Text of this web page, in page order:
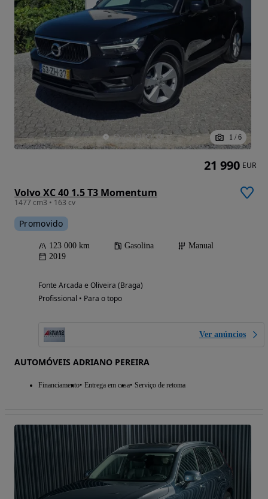
1 / 6
Volvo XC 40 1.5 T3 Momentum
1477 cm3 • 163 cv
Promovido
123 000 km Gasolina
Manual
2019
Fonte Arcada e Oliveira (Braga)
Profissional • Para o topo
Ver anúncios
AUTOMÓVEIS ADRIANO PEREIRA
Financiamento Entrega em casa Serviço de retoma
21 990 EUR